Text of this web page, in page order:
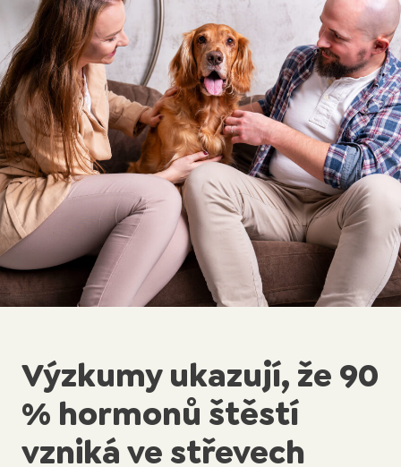
Výzkumy ukazují, že 90
% hormonů štěstí
vzniká ve střevech